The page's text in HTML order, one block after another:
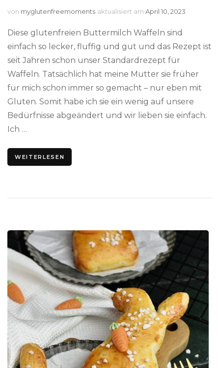
von myglutenfreemoments aktualisiert am April 10, 2023
Diese glutenfreien Buttermilch Waffeln sind
einfach so lecker, fluffig und gut und das Rezept ist
seit Jahren schon unser Standardrezept für
Waffeln. Tatsächlich hat meine Mutter sie früher
für mich schon immer so gemacht – nur eben mit
Gluten. Somit habe ich sie ein wenig auf unsere
Bedürfnisse abgeändert und wir lieben sie einfach.
Ich …
WEITERLESEN